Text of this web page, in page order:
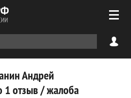
Андрей
1 отзыв / жалоба